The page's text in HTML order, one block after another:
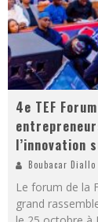
4e TEF
l’innovation
Boubacar Diallo
Le forum de la
grand